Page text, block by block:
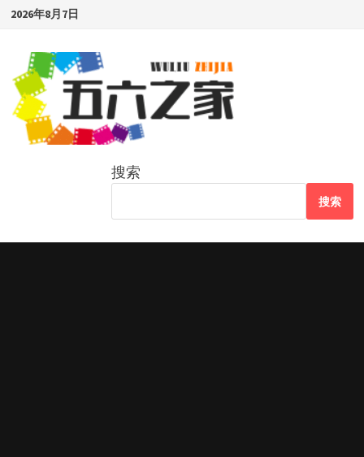
Skip
content
2026年8月7日
搜索
搜索